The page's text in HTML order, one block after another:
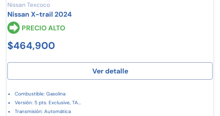
Nissan Texcoco
Nissan X-trail 2024
PRECIO ALTO
$464,900
Ver detalle
Combustible: Gasolina
Versión: 5 pts. Exclusive, TA...
Transmisión: Automática